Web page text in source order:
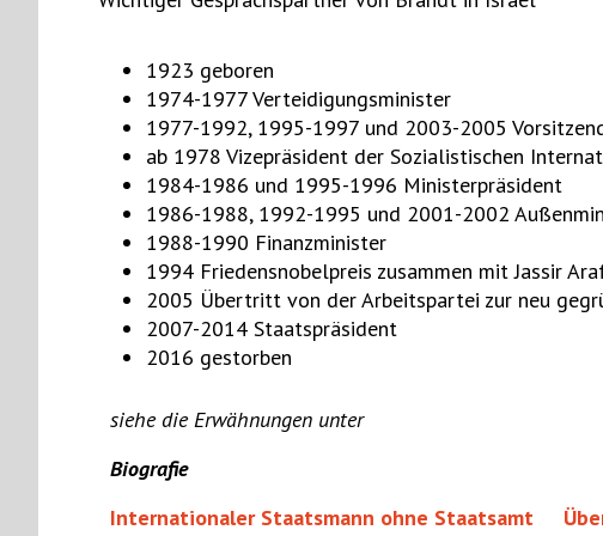
1923 geboren
1974-1977 Verteidigungsminister
1977-1992, 1995-1997 und 2003-2005
ab 1978 Vizepräsident der Sozialistischen
1984-1986 und 1995-1996 Ministerpräsident
1986-1988, 1992-1995 und 2001-2002
1988-1990 Finanzminister
1994 Friedensnobelpreis zusammen mit Jassir
2005 Übertritt von der Arbeitspartei zur neu
2007-2014 Staatspräsident
2016 gestorben
siehe die Erwähnungen unter
Biografie
Internationaler Staatsmann ohne Staatsamt